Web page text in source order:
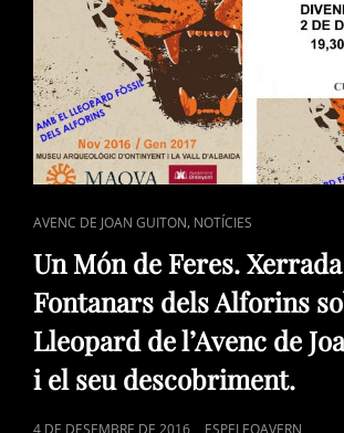
33.
CAT
LINKS
AVENC DE JOAN GUITON, NOTÍCIES
Un Món de Feres.
Fontanars dels Alforins
Lleopard de l’Avenc de
i el seu descobriment.
POSTED
4 DE DESEMBRE DE 2016 ESPELEOAVERN